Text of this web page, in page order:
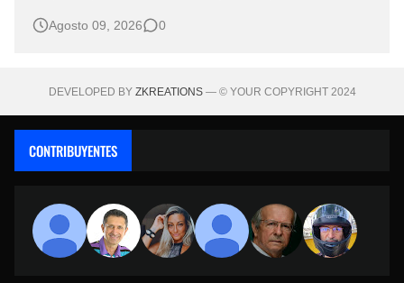
mundo reconocible. En Noche turqueza, de la artista
Agosto 09, 2026 0
DEVELOPED BY ZKREATIONS— © YOUR COPYRIGHT 2024
CONTRIBUYENTES